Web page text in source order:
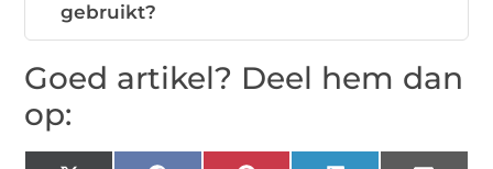
gebruikt?
Goed artikel? Deel hem dan
op: